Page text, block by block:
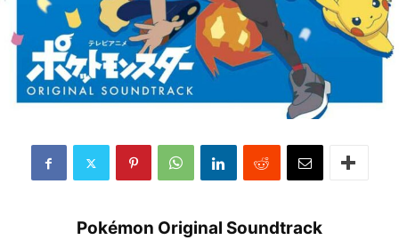
Pokémon Original Soundtrack